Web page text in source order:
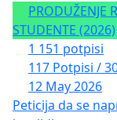
PRODUŽENJE
STUDENTE (2026)
1 151 potpisi
117 Potpisi /
12 May 2026
Peticija da se